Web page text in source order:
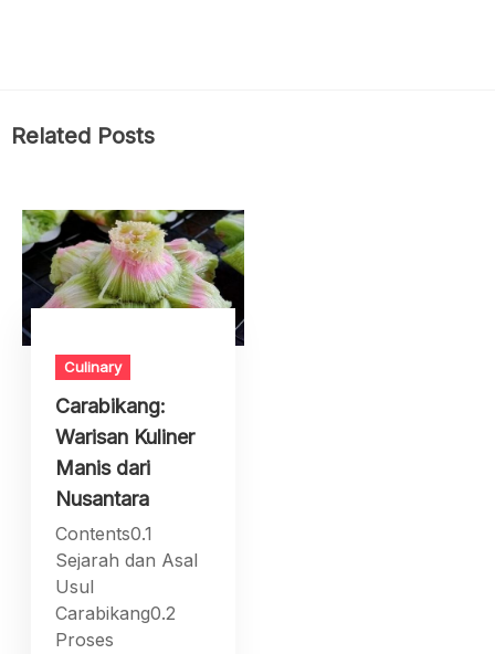
Related Posts
Culinary
Carabikang:
Warisan Kuliner
Manis dari
Nusantara
Contents0.1
Sejarah dan Asal
Usul
Carabikang0.2
Proses